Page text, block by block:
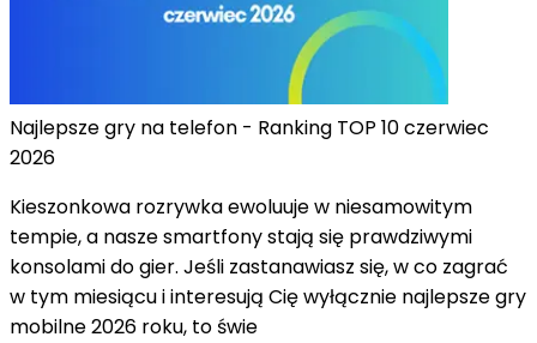
Najlepsze gry na telefon - Ranking TOP 10 czerwiec
2026
Kieszonkowa rozrywka ewoluuje w niesamowitym
tempie, a nasze smartfony stają się prawdziwymi
konsolami do gier. Jeśli zastanawiasz się, w co zagrać
w tym miesiącu i interesują Cię wyłącznie najlepsze gry
mobilne 2026 roku, to świe